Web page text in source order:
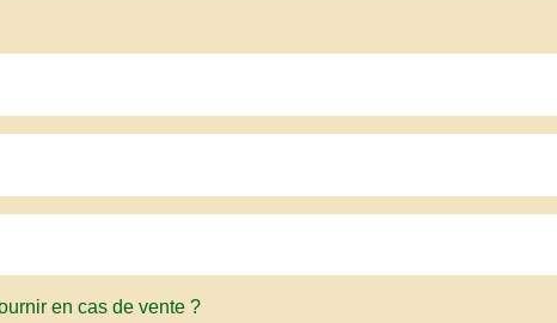
en cas de vente ?